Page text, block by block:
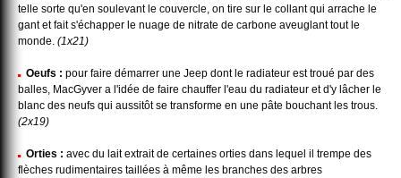
telle sorte qu'en soulevant le couvercle, on tire sur le collant qui arrache le
gant et fait s'échapper le nuage de nitrate de carbone aveuglant tout le
monde. (1x21)
Oeufs : pour faire démarrer une Jeep dont le radiateur est troué par des
balles, MacGyver a l'idée de faire chauffer l'eau du radiateur et d'y lâcher le
blanc des neufs qui aussitôt se transforme en une pâte bouchant les trous.
(2x19)
Orties : avec du lait extrait de certaines orties dans lequel il trempe des
flèches rudimentaires taillées à même les branches des arbres